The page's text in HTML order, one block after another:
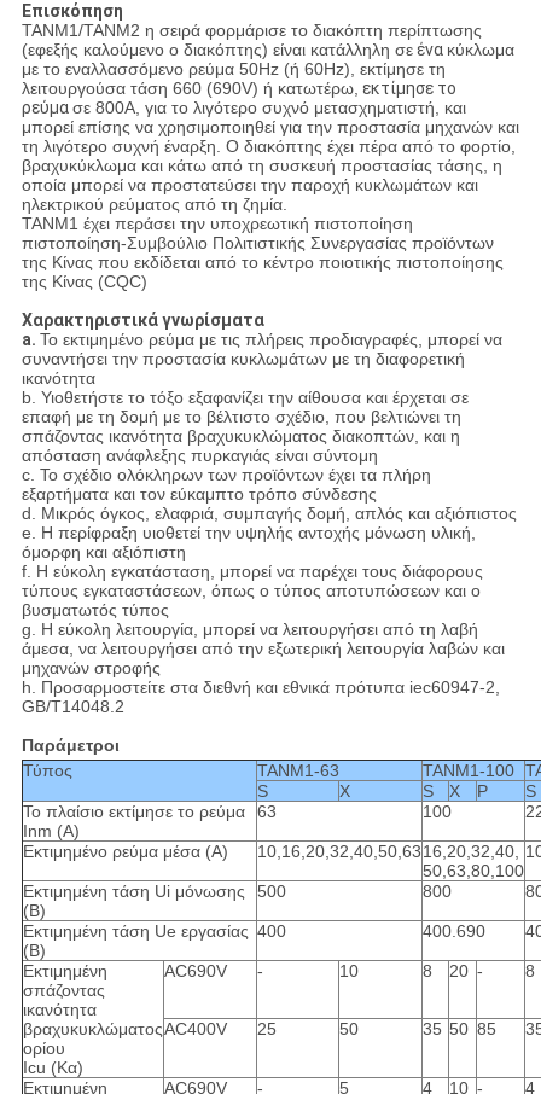
Επισκόπηση
TANM1/TANM2 η σειρά φορμάρισε το διακόπτη περίπτωσης
(εφεξής καλούμενο ο διακόπτης) είναι κατάλληλη σεένα κύκλωμα
με το εναλλασσόμενο ρεύμα 50Hz (ή 60Hz), εκτίμησε τη
λειτουργούσα τάση 660 (690V) ή κατωτέρω, εκτίμησε το
ρεύμασε 800A, για το λιγότερο συχνό μετασχηματιστή, και
μπορεί επίσης να χρησιμοποιηθεί για την προστασία μηχανών και
τη λιγότερο συχνή έναρξη. Ο διακόπτης έχει πέρα από το φορτίο,
βραχυκύκλωμα και κάτω από τη συσκευή προστασίας τάσης, η
οποία μπορεί να προστατεύσει την παροχή κυκλωμάτων και
ηλεκτρικού ρεύματος από τη ζημία.
TANM1 έχει περάσει την υποχρεωτική πιστοποίηση
πιστοποίηση-Συμβούλιο Πολιτιστικής Συνεργασίας προϊόντων
της Κίνας που εκδίδεται από το κέντρο ποιοτικής πιστοποίησης
της Κίνας (CQC)
Χαρακτηριστικά γνωρίσματα
a. Το εκτιμημένο ρεύμα με τις πλήρεις προδιαγραφές, μπορεί να
συναντήσει την προστασία κυκλωμάτων με τη διαφορετική
ικανότητα
b. Υιοθετήστε το τόξο εξαφανίζει την αίθουσα και έρχεται σε
επαφή με τη δομή με το βέλτιστο σχέδιο, που βελτιώνει τη
σπάζοντας ικανότητα βραχυκυκλώματος διακοπτών, και η
απόσταση ανάφλεξης πυρκαγιάς είναι σύντομη
c. Το σχέδιο ολόκληρων των προϊόντων έχει τα πλήρη
εξαρτήματα και τον εύκαμπτο τρόπο σύνδεσης
d. Μικρός όγκος, ελαφριά, συμπαγής δομή, απλός και αξιόπιστος
e. Η περίφραξη υιοθετεί την υψηλής αντοχής μόνωση υλική,
όμορφη και αξιόπιστη
f. Η εύκολη εγκατάσταση, μπορεί να παρέχει τους διάφορους
τύπους εγκαταστάσεων, όπως ο τύπος αποτυπώσεων και ο
βυσματωτός τύπος
g. Η εύκολη λειτουργία, μπορεί να λειτουργήσει από τη λαβή
άμεσα, να λειτουργήσει από την εξωτερική λειτουργία λαβών και
μηχανών στροφής
h. Προσαρμοστείτε στα διεθνή και εθνικά πρότυπα iec60947-2,
GB/T14048.2
Παράμετροι
Τύπος
TANM1-63 TANM1-100
S
Χ S Χ Ρ
S
Το πλαίσιο εκτίμησε το ρεύμα
Inm (Α)
63 100
Εκτιμημένο ρεύμα μέσα (Α) 10,16,20,32,40,50,6316,20,32,40,
50,63,80,100
Εκτιμημένη τάση Ui μόνωσης
(Β)
500 800
Εκτιμημένη τάση Ue εργασίας
(Β)
400 400.690
Εκτιμημένη
σπάζοντας
ικανότητα
βραχυκυκλώματος
ορίου
Icu (Κα)
AC690V - 10 8 20 - 8
AC400V 25 50 35 50 85
Εκτιμημένη AC690V - 5 4 10 - 4